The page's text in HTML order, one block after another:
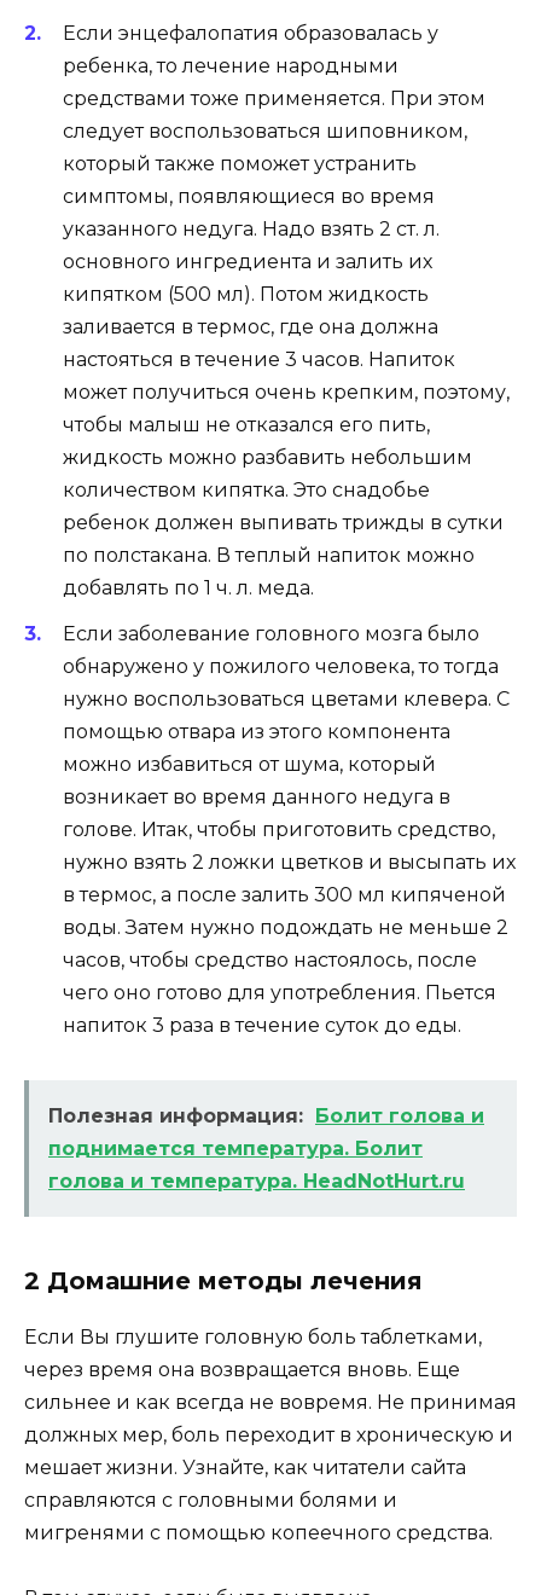
Если энцефалопатия образовалась у
ребенка, то лечение народными
средствами тоже применяется. При этом
следует воспользоваться шиповником,
который также поможет устранить
симптомы, появляющиеся во время
указанного недуга. Надо взять 2 ст. л.
основного ингредиента и залить их
кипятком (500 мл). Потом жидкость
заливается в термос, где она должна
настояться в течение 3 часов. Напиток
может получиться очень крепким, поэтому,
чтобы малыш не отказался его пить,
жидкость можно разбавить небольшим
количеством кипятка. Это снадобье
ребенок должен выпивать трижды в сутки
по полстакана. В теплый напиток можно
добавлять по 1 ч. л. меда.
Если заболевание головного мозга было
обнаружено у пожилого человека, то тогда
нужно воспользоваться цветами клевера. С
помощью отвара из этого компонента
можно избавиться от шума, который
возникает во время данного недуга в
голове. Итак, чтобы приготовить средство,
нужно взять 2 ложки цветков и высыпать их
в термос, а после залить 300 мл кипяченой
воды. Затем нужно подождать не меньше 2
часов, чтобы средство настоялось, после
чего оно готово для употребления. Пьется
напиток 3 раза в течение суток до еды.
Полезная информация: Болит голова и
поднимается температура. Болит
голова и температура. HeadNotHurt.ru
2 Домашние методы лечения
Если Вы глушите головную боль таблетками,
через время она возвращается вновь. Еще
сильнее и как всегда не вовремя. Не принимая
должных мер, боль переходит в хроническую и
мешает жизни. Узнайте, как читатели сайта
справляются с головными болями и
мигренями с помощью копеечного средства.